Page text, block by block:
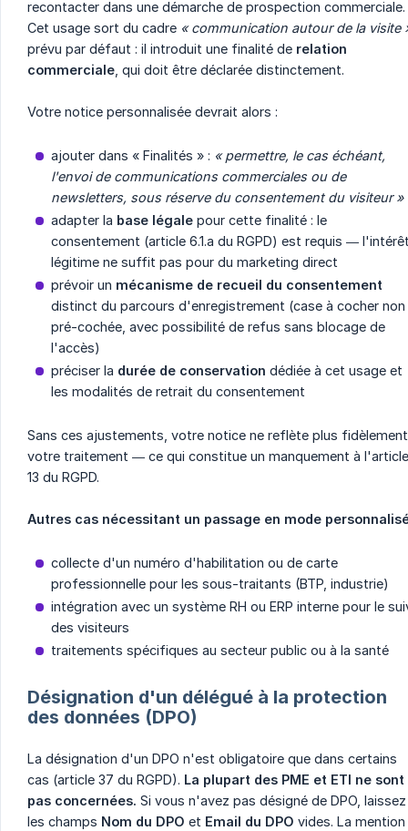
recontacter dans une démarche de prospection commerciale.
Cet usage sort du cadre « communication autour de la visite
prévu par défaut : il introduit une finalité de relation
commerciale , qui doit être déclarée distinctement.
Votre notice personnalisée devrait alors :
ajouter dans « Finalités » : « permettre, le cas échéant,
l'envoi de communications commerciales ou de
newsletters, sous réserve du consentement du visiteur »
adapter la base légale pour cette finalité : le
consentement (article 6.1.a du RGPD) est requis —
légitime ne suffit pas pour du marketing direct
prévoir un mécanisme de recueil du consentement
distinct du parcours d'enregistrement (case à cocher non
pré-cochée, avec possibilité de refus sans blocage de
l'accès)
préciser la durée de conservation dédiée à cet usage et
les modalités de retrait du consentement
Sans ces ajustements, votre notice ne reflète plus fidèlement
votre traitement — ce qui constitue un manquement à l'article
13 du RGPD.
Autres cas nécessitant un passage en mode
collecte d'un numéro d'habilitation ou de carte
professionnelle pour les sous-traitants (BTP, industrie)
intégration avec un système RH ou ERP interne pour le
des visiteurs
traitements spécifiques au secteur public ou à la santé
Désignation d'un délégué à la protection
des données (DPO)
La désignation d'un DPO n'est obligatoire que dans certains
cas (article 37 du RGPD). La plupart des PME et ETI ne sont
pas concernées. Si vous n'avez pas désigné de DPO, laissez
les champs Nom du DPO et Email du DPO vides. La mention